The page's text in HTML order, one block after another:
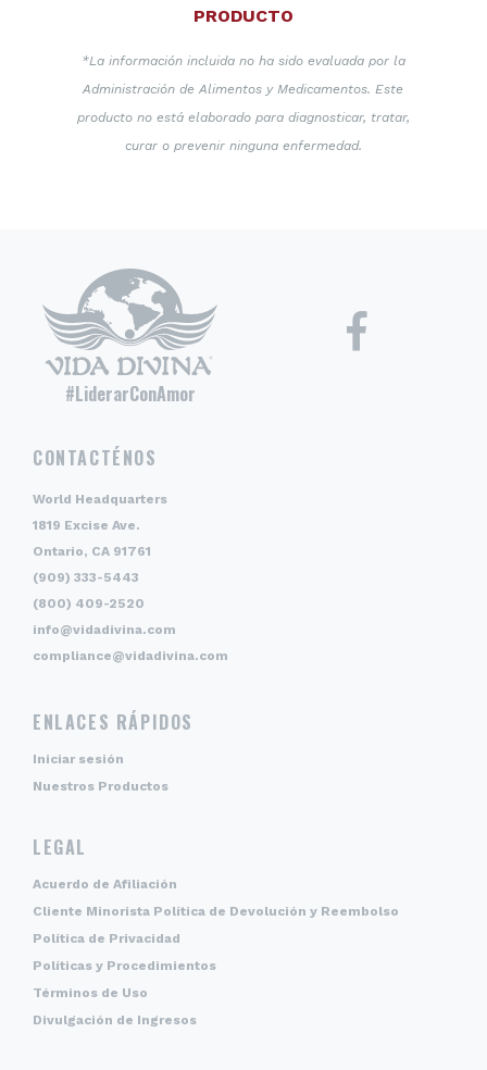
PRODUCTO
*La información incluida no ha sido evaluada por la
Administración de Alimentos y Medicamentos. Este
producto no está elaborado para diagnosticar, tratar,
curar o prevenir ninguna enfermedad.
#LiderarConAmor
CONTACTÉNOS
World Headquarters
1819 Excise Ave.
Ontario, CA 91761
(909) 333-5443
(800) 409-2520
info@vidadivina.com
compliance@vidadivina.com
ENLACES RÁPIDOS
Iniciar sesión
Nuestros Productos
LEGAL
Acuerdo de Afiliación
Cliente Minorista Política de Devolución y Reembolso
Política de Privacidad
Políticas y Procedimientos
Términos de Uso
Divulgación de Ingresos